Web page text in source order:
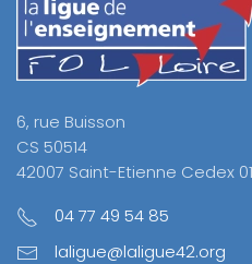
6, rue Buisson
CS 50514
42007 Saint-Etienne Cedex 01
04 77 49 54 85
laligue@laligue42.org